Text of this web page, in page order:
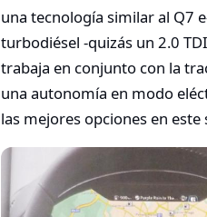
una tecnología similar al Q7
turbodiésel -quizás un 2.0
trabaja en conjunto con la
una autonomía en modo
las mejores opciones en